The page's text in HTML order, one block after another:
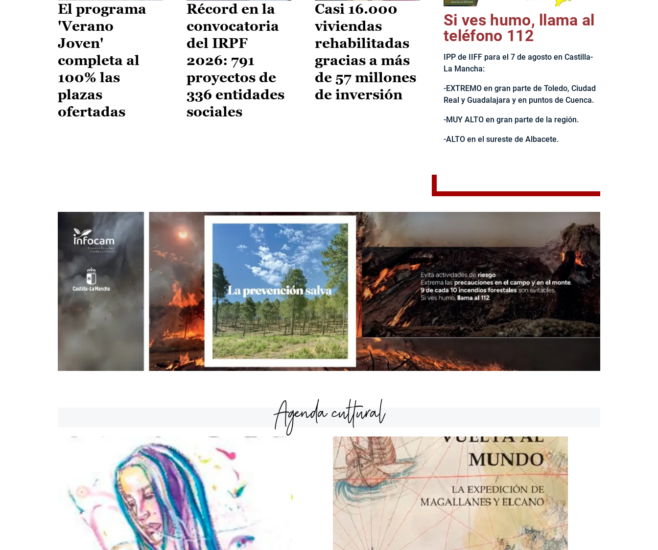
El programa
'Verano
Joven'
completa al
100% las
plazas
ofertadas
Récord en la
convocatoria
del IRPF
2026: 791
proyectos de
336 entidades
sociales
Casi 16.000
viviendas
rehabilitadas
gracias a más
de 57 millones
de inversión
Si ves humo, llama al
teléfono 112
IPP de IIFF para el 7 de agosto en Castilla-
La Mancha:
-EXTREMO en gran parte de Toledo, Ciudad
Real y Guadalajara y en puntos de Cuenca.
-MUY ALTO en gran parte de la región.
-ALTO en el sureste de Albacete.
Agenda cultural